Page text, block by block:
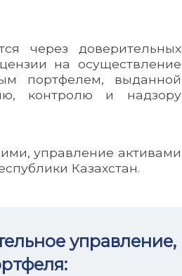
через доверительных
на осуществление
портфелем, выданной
контролю и надзору
управление активами
Казахстан.
управление,